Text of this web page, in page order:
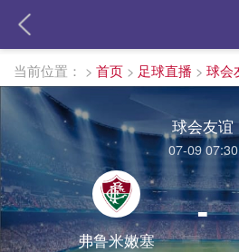
当前位置： > 首页 > 足球直播 >
球会友谊
07-09 07:30
弗鲁米嫩塞
-